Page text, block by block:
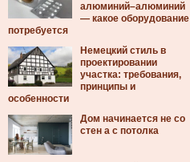
алюминий–алюминий
— какое оборудование
потребуется
Немецкий стиль в
проектировании
участка: требования,
принципы и
особенности
Дом начинается не со
стен а с потолка